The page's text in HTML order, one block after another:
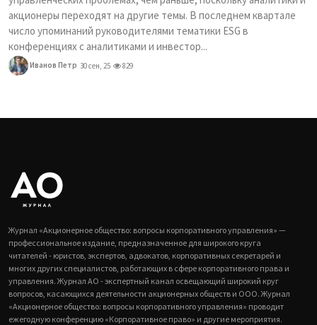
акционеры переходят на другие темы. В последнем квартале
число упоминаний руководителями тематики ESG в
конференциях с аналитиками и инвестор...
Иванов Петр 30 сен, 25 829
Журнал «Акционерное общество: вопросы корпоративного управления» —
профессиональное издание, предназначенное для широкого круга
читателей - юристов, экспертов, адвокатов, корпоративных секретарей и
многих других специалистов, работающих в сфере корпоративного права и
управления. Журнал АО - экспертный канал освещающий широкий круг
вопросов, касающихся деятельности акционерных обществ и ООО. Журнал
«Акционерное общество: вопросы корпоративного управления» проводит
ежегодную конференцию «Корпоративное право» и другие мероприятия.